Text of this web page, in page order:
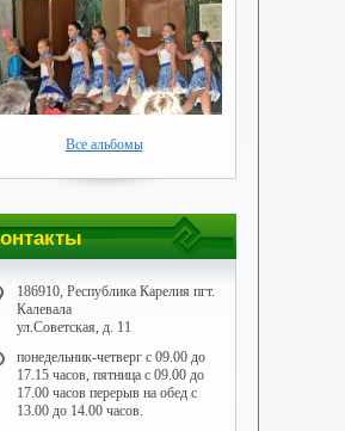
Все альбомы
186910, Республика Карелия пгт.
Калевала
ул.Советская, д. 11
понедельник-четверг с 09.00 до
17.15 часов, пятница с 09.00 до
17.00 часов перерыв на обед с
13.00 до 14.00 часов.